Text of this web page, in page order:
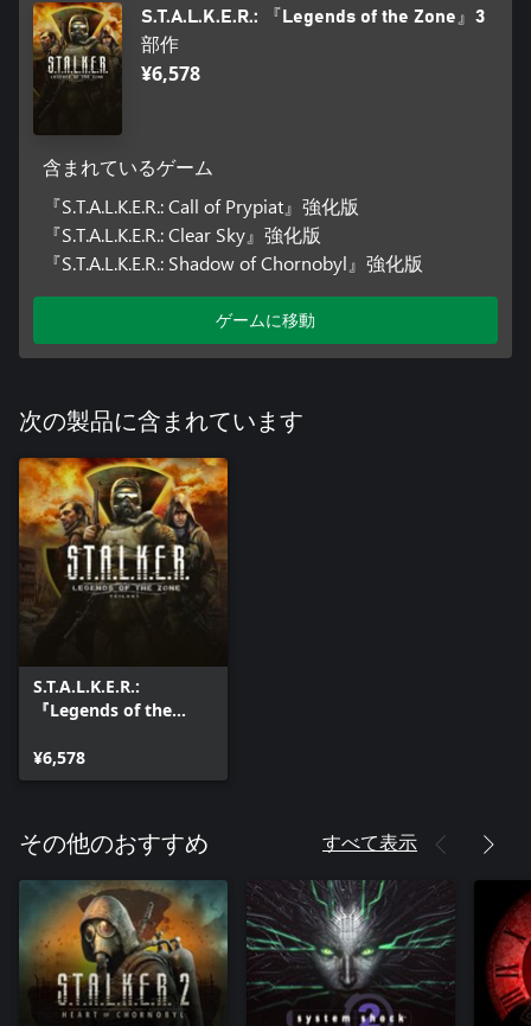
S.T.A.L.K.E.R.: 『Legends of the Zone』3
部作
¥6,578
含まれているゲーム
『S.T.A.L.K.E.R.: Call of Prypiat』強化版
『S.T.A.L.K.E.R.: Clear Sky』強化版
『S.T.A.L.K.E.R.: Shadow of Chornobyl』強化版
ゲームに移動
次の製品に含まれています
S.T.A.L.K.E.R.:
『Legends of the
¥6,578
その他のおすすめ すべて表示